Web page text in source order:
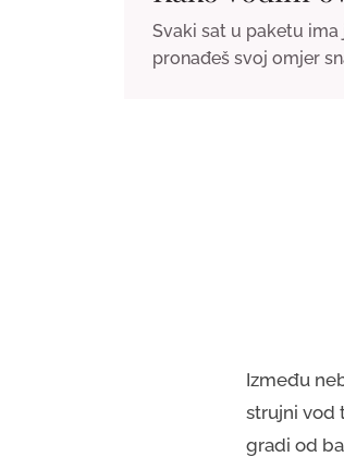
Svaki sat u paketu ima
pronađeš svoj omjer
Između
strujni vod
gradi od